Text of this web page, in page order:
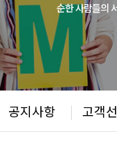
순한 사람들의
공지사항 | 고객